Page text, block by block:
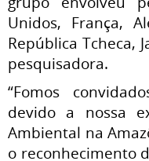
Unidos, França,
República Tcheca,
pesquisadora.
“Fomos
devido a nossa
Ambiental na
o reconhecimento